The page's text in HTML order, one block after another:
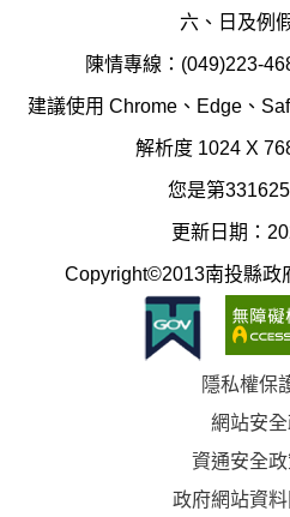
六、日及例
陳情專線：(049)223-
建議使用 Chrome、Edge、
解析度 1024 X
您是第
更新日期：
Copyright©2013南投縣政
隱私權保
網站安
資通安全
政府網站資